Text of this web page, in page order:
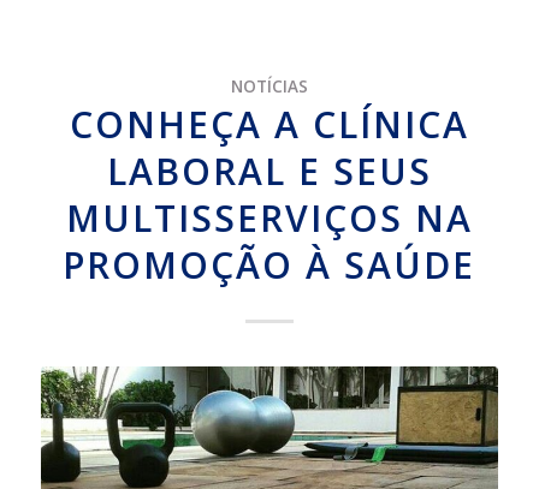
NOTÍCIAS
CONHEÇA A CLÍNICA
LABORAL E SEUS
MULTISSERVIÇOS NA
PROMOÇÃO À SAÚDE